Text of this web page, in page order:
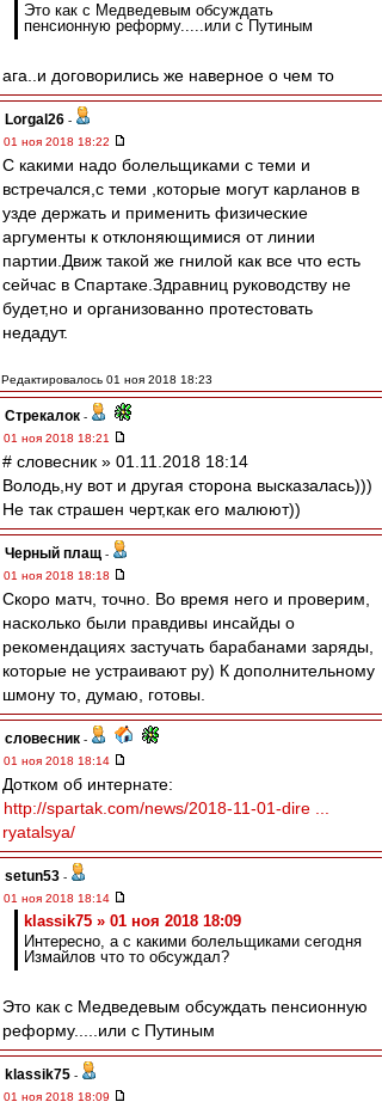
Это как с Медведевым обсуждать
пенсионную реформу.....или с Путиным
ага..и договорились же наверное о чем то
Lorgal26 -
01 ноя 2018 18:22
С какими надо болельщиками с теми и
встречался,с теми ,которые могут карланов в
узде держать и применить физические
аргументы к отклоняющимися от линии
партии.Движ такой же гнилой как все что есть
сейчас в Спартаке.Здравниц руководству не
будет,но и организованно протестовать
недадут.
Редактировалось 01 ноя 2018 18:23
Стрекалок -
01 ноя 2018 18:21
# словесник » 01.11.2018 18:14
Володь,ну вот и другая сторона высказалась)))
Не так страшен черт,как его малюют))
Черный плащ -
01 ноя 2018 18:18
Скоро матч, точно. Во время него и проверим,
насколько были правдивы инсайды о
рекомендациях застучать барабанами заряды,
которые не устраивают ру) К дополнительному
шмону то, думаю, готовы.
словесник -
01 ноя 2018 18:14
Дотком об интернате:
http://spartak.com/news/2018-11-01-dire ...
ryatalsya/
setun53 -
01 ноя 2018 18:14
klassik75 » 01 ноя 2018 18:09
Интересно, а с какими болельщиками сегодня
Измайлов что то обсуждал?
Это как с Медведевым обсуждать пенсионную
реформу.....или с Путиным
klassik75 -
01 ноя 2018 18:09